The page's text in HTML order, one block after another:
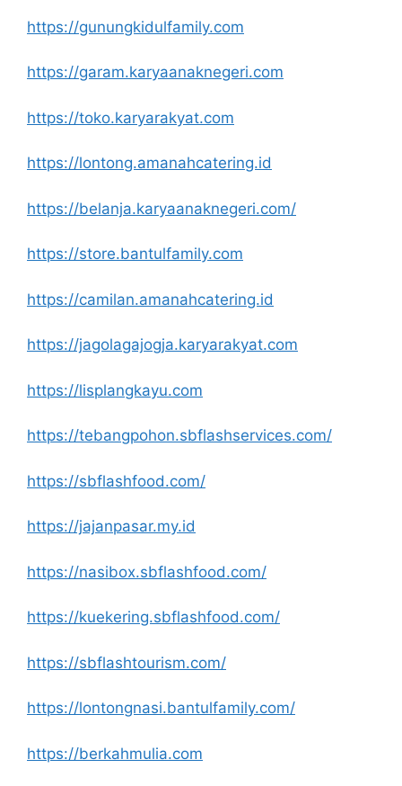
https://gunungkidulfamily.com
https://garam.karyaanaknegeri.com
https://toko.karyarakyat.com
https://lontong.amanahcatering.id
https://belanja.karyaanaknegeri.com/
https://store.bantulfamily.com
https://camilan.amanahcatering.id
https://jagolagajogja.karyarakyat.com
https://lisplangkayu.com
https://tebangpohon.sbflashservices.com/
https://sbflashfood.com/
https://jajanpasar.my.id
https://nasibox.sbflashfood.com/
https://kuekering.sbflashfood.com/
https://sbflashtourism.com/
https://lontongnasi.bantulfamily.com/
https://berkahmulia.com